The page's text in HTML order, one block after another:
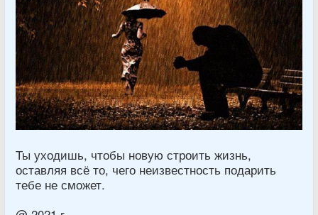
Ты уходишь, чтобы новую строить жизнь,
оставляя всё то, чего неизвестность подарить
тебе не сможет.